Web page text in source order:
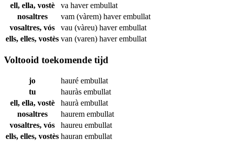
ell, ella, vostè
va haverembullat
nosaltres
vam (vàrem) haverembullat
vosaltres, vós
vau (vàreu) haverembullat
ells, elles, vostès van (varen) haverembullat
Voltooid toekomende tijd
jo hauré embullat
tu
hauràs embullat
ell, ella, vostè
haurà embullat
nosaltres
haurem embullat
vosaltres, vós
haureu embullat
ells, elles, vostès hauran embullat